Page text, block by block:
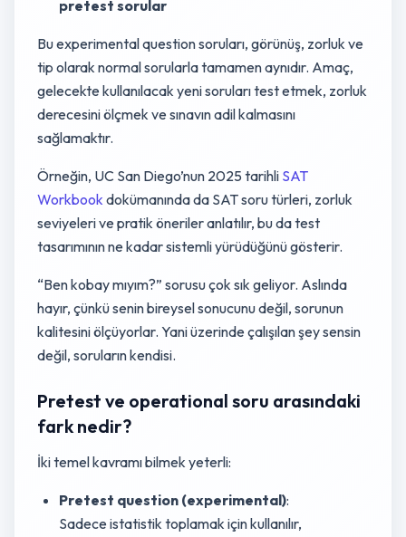
pretest sorular
Bu experimental question soruları, görünüş, zorluk ve
tip olarak normal sorularla tamamen aynıdır. Amaç,
gelecekte kullanılacak yeni soruları test etmek, zorluk
derecesini ölçmek ve sınavın adil kalmasını
sağlamaktır.
Örneğin, UC San Diego’nun 2025 tarihli SAT
Workbook dokümanında da SAT soru türleri, zorluk
seviyeleri ve pratik öneriler anlatılır, bu da test
tasarımının ne kadar sistemli yürüdüğünü gösterir.
“Ben kobay mıyım?” sorusu çok sık geliyor. Aslında
hayır, çünkü senin bireysel sonucunu değil, sorunun
kalitesini ölçüyorlar. Yani üzerinde çalışılan şey sensin
değil, soruların kendisi.
Pretest ve operational soru arasındaki
fark nedir?
İki temel kavramı bilmek yeterli:
Pretest question (experimental):
Sadece istatistik toplamak için kullanılır,